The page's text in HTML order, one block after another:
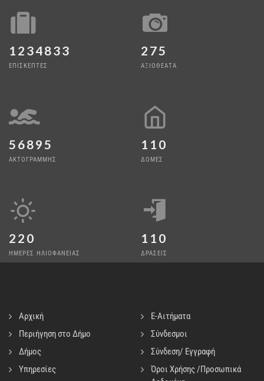
1234833
ΕΠΙΣΚΕΠΤΕΣ
275
ΑΞΙΟΘΕΑΤΑ
56895
ΑΚΤΟΓΡΑΜΜΗΣ
110
ΔΟΜΕΣ
220
ΗΜΕΡΕΣ ΗΛΙΟΦΑΝΕΙΑΣ
110
ΔΡΑΣΕΙΣ
Αρχική
Περιήγηση στο Δήμο
Δήμος
Υπηρεσίες
E-Αιτήματα
Σύνδεσμοι
Σύνδεση/ Εγγραφή
Όροι Χρήσης /Προσωπικά